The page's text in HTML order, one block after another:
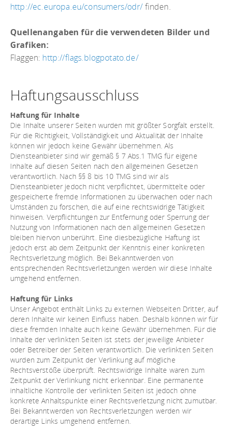
http://ec.europa.eu/consumers/odr/ finden.
Quellenangaben für die verwendeten Bilder und
Grafiken:
Flaggen: http://flags.blogpotato.de/
Haftungsausschluss
Haftung für Inhalte
Die Inhalte unserer Seiten wurden mit größter Sorgfalt erstellt.
Für die Richtigkeit, Vollständigkeit und Aktualität der Inhalte
können wir jedoch keine Gewähr übernehmen. Als
Diensteanbieter sind wir gemäß § 7 Abs.1 TMG für eigene
Inhalte auf diesen Seiten nach den allgemeinen Gesetzen
verantwortlich. Nach §§ 8 bis 10 TMG sind wir als
Diensteanbieter jedoch nicht verpflichtet, übermittelte oder
gespeicherte fremde Informationen zu überwachen oder nach
Umständen zu forschen, die auf eine rechtswidrige Tätigkeit
hinweisen. Verpflichtungen zur Entfernung oder Sperrung der
Nutzung von Informationen nach den allgemeinen Gesetzen
bleiben hiervon unberührt. Eine diesbezügliche Haftung ist
jedoch erst ab dem Zeitpunkt der Kenntnis einer konkreten
Rechtsverletzung möglich. Bei Bekanntwerden von
entsprechenden Rechtsverletzungen werden wir diese Inhalte
umgehend entfernen.
Haftung für Links
Unser Angebot enthält Links zu externen Webseiten Dritter, auf
deren Inhalte wir keinen Einfluss haben. Deshalb können wir für
diese fremden Inhalte auch keine Gewähr übernehmen. Für die
Inhalte der verlinkten Seiten ist stets der jeweilige Anbieter
oder Betreiber der Seiten verantwortlich. Die verlinkten Seiten
wurden zum Zeitpunkt der Verlinkung auf mögliche
Rechtsverstöße überprüft. Rechtswidrige Inhalte waren zum
Zeitpunkt der Verlinkung nicht erkennbar. Eine permanente
inhaltliche Kontrolle der verlinkten Seiten ist jedoch ohne
konkrete Anhaltspunkte einer Rechtsverletzung nicht zumutbar.
Bei Bekanntwerden von Rechtsverletzungen werden wir
derartige Links umgehend entfernen.